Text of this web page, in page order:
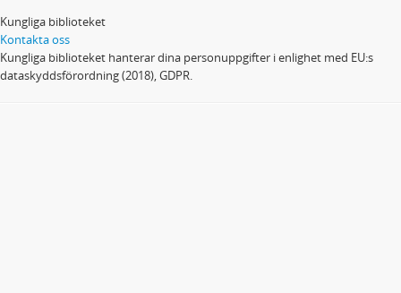
Kungliga biblioteket
Kontakta oss
Kungliga biblioteket hanterar dina personuppgifter i enlighet med EU:s
dataskyddsförordning (2018), GDPR.